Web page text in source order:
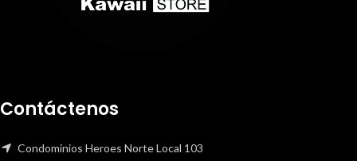
Contáctenos
Condominios Heroes Norte Local 103